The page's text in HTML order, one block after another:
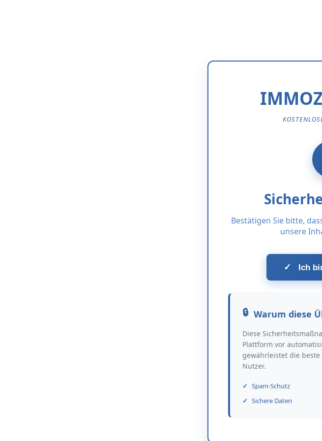
Bestätigen Sie bitte,
unsere
✓ Ich
Warum diese
Diese
Plattform vor
gewährleistet die
Nutzer.
Spam-Schutz
Sichere Daten